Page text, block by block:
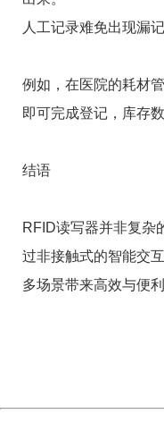
人工记录难免出现漏
例如，在医院的耗材
即可完成登记，库存
结语
RFID读写器并非复杂
过非接触式的智能交
多场景带来高效与便利